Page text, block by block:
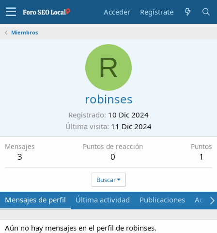
Acceder Regístrate
Miembros
R
robinses
Registrado 10 Dic 2024
Última visita 11 Dic 2024
Mensajes
3
Puntos de reacción
0
Puntos
1
Buscar
Mensajes de perfil Última actividad Publicaciones Acerca
Aún no hay mensajes en el perfil de robinses.